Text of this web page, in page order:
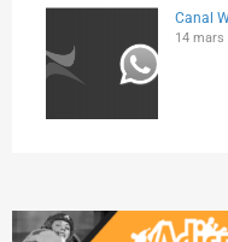
Canal
14 mars